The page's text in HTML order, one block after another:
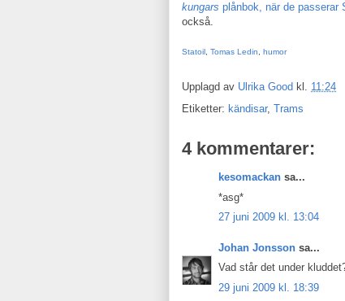
kungars plånbok, när de passerar
också.
Statoil Tomas Ledin humor
Upplagd av Ulrika Good kl. 11:24
Etiketter: kändisar, Trams
4 kommentarer:
kesomackan sa...
*asg*
27 juni 2009 kl. 13:04
Johan Jonsson sa...
Vad står det under
29 juni 2009 kl. 18:39